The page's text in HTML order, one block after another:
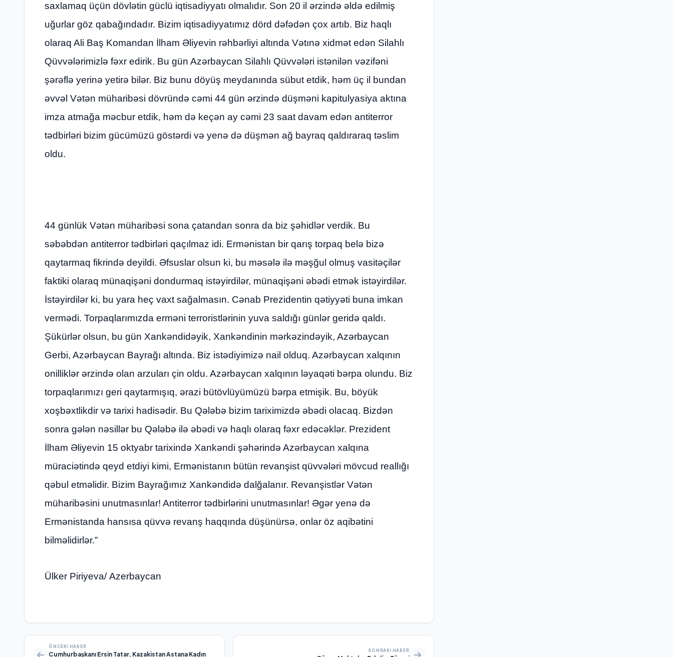
saxlamaq üçün dövlətin güclü iqtisadiyyatı olmalıdır. Son 20 il ərzində əldə edilmiş
uğurlar göz qabağındadır. Bizim iqtisadiyyatımız dörd dəfədən çox artıb. Biz haqlı
olaraq Ali Baş Komandan İlham Əliyevin rəhbərliyi altında Vətınə xidmət edən Silahlı
Qüvvələrimizlə fəxr edirik. Bu gün Azərbaycan Silahlı Qüvvələri istənilən vəzifəni
şərəflə yerinə yetirə bilər. Biz bunu döyüş meydanında sübut etdik, həm üç il bundan
əvvəl Vətən müharibəsi dövründə cəmi 44 gün ərzində düşməni kapitulyasiya aktına
imza atmağa məcbur etdik, həm də keçən ay cəmi 23 saat davam edən antiterror
tədbirləri bizim gücümüzü göstərdi və yenə də düşmən ağ bayraq qaldıraraq təslim
oldu.
44 günlük Vətən müharibəsi sona çatandan sonra da biz şəhidlər verdik. Bu
səbəbdən antiterror tədbirləri qaçılmaz idi. Ermənistan bir qarış torpaq belə bizə
qaytarmaq fikrində deyildi. Əfsuslar olsun ki, bu məsələ ilə məşğul olmuş vasitəçilər
faktiki olaraq münaqişəni dondurmaq istəyirdilər, münaqişəni əbədi etmək istəyirdilər.
İstəyirdilər ki, bu yara heç vaxt sağalmasın. Cənab Prezidentin qətiyyəti buna imkan
vermədi. Torpaqlarımızda erməni terroristlərinin yuva saldığı günlər geridə qaldı.
Şükürlər olsun, bu gün Xankəndidəyik, Xankəndinin mərkəzindəyik, Azərbaycan
Gerbi, Azərbaycan Bayrağı altında. Biz istədiyimizə nail olduq. Azərbaycan xalqının
onilliklər ərzində olan arzuları çin oldu. Azərbaycan xalqının ləyaqəti bərpa olundu. Biz
torpaqlarımızı geri qaytarmışıq, ərazi bütövlüyümüzü bərpa etmişik. Bu, böyük
xoşbəxtlikdir və tarixi hadisədir. Bu Qələbə bizim tariximizdə əbədi olacaq. Bizdən
sonra gələn nəsillər bu Qələbə ilə əbədi və haqlı olaraq fəxr edəcəklər. Prezident
İlham Əliyevin 15 oktyabr tarixində Xankəndi şəhərində Azərbaycan xalqına
müraciətində qeyd etdiyi kimi, Ermənistanın bütün revanşist qüvvələri mövcud reallığı
qəbul etməlidir. Bizim Bayrağımız Xankəndidə dalğalanır. Revanşistlər Vətən
müharibəsini unutmasınlar! Antiterror tədbirlərini unutmasınlar! Əgər yenə də
Ermənistanda hansısa qüvvə revanş haqqında düşünürsə, onlar öz aqibətini
bilməlidirlər.”
Ülker Piriyeva/ Azerbaycan
ÖNCEKI HABER
Cumhurbaşkanı Ersin Tatar, Kazakistan Astana Kadın SONRAKI HABER